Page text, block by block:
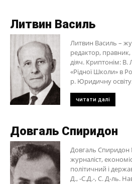
Литвин Василь
Литвин Василь –
редактор,
діяч. Криптонім: В.
«Рідної Школи» в
р. Юридичну
читати далі
Довгаль Спиридон
Довгаль Спиридон
журналіст,
політичний і
Д., -С.Д.-, С. Д-ль.